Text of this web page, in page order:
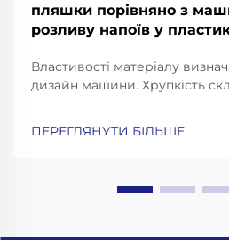
пляшки порівняно з
розливу напоїв у
Властивості матеріалу
дизайн машини. Хрупкість
амортизацією ударів та
ПЕРЕГЛЯНУТИ БІЛЬШЕ